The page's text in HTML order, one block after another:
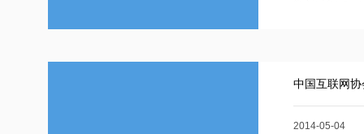
中国互联网
2014-05-04